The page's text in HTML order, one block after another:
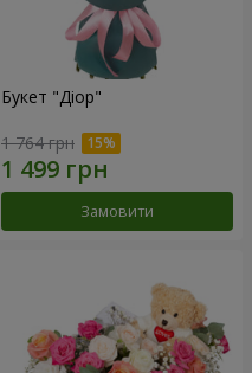
Букет "Діор"
1 764 грн
Замовити